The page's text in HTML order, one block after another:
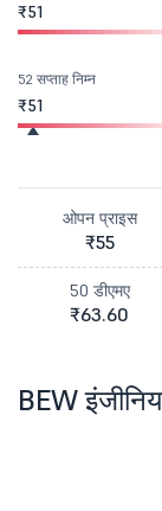
₹51
52 सप्ताह निम्न
₹51
ओपन प्राइस
₹55
50 डीएमए
₹63.60
BEW